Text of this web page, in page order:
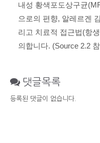
내성 황색포도상구균
으로의 편향, 알레르겐
리고 치료적 접근법(항
의합니다. (Source 2.2
댓글목록
등록된 댓글이 없습니다.